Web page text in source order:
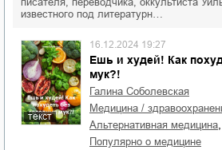
известного под литературн…
текст
Ешь и худей! Как
мук?!
16.12.2024 19:27
Галина Соболевская
медицина /
альтернативная медицина
популярно о медицине